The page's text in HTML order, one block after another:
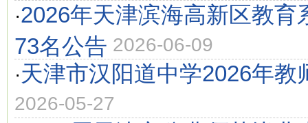
·2026年天津滨海高新区教育
73名公告 2026-06-09
·天津市汉阳道中学2026年教
2026-05-27